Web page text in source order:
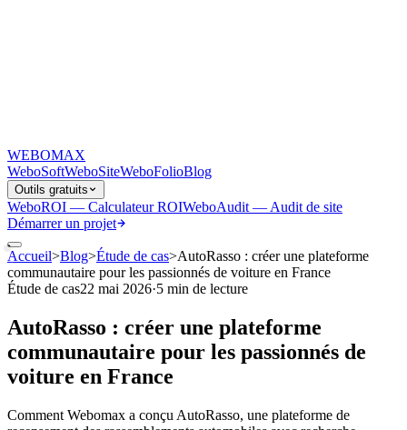
WEBOMAX
WeboSoftWeboSiteWeboFolioBlog
Outils gratuits
WeboROI — Calculateur ROIWeboAudit — Audit de site
Démarrer un projet
Accueil>Blog>Étude de cas>AutoRasso : créer une plateforme
communautaire pour les passionnés de voiture en France
Étude de cas22 mai 2026·5 min de lecture
AutoRasso : créer une plateforme
communautaire pour les passionnés de
voiture en France
Comment Webomax a conçu AutoRasso, une plateforme de